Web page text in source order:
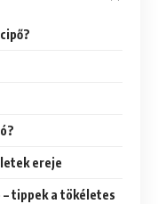
ereje
tippek a tökéletes